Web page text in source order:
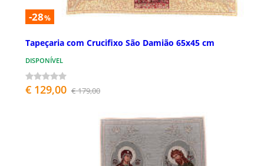
-28%
Tapeçaria com Crucifixo São Damião 65x45 cm
DISPONÍVEL
€ 129,00 € 179,00